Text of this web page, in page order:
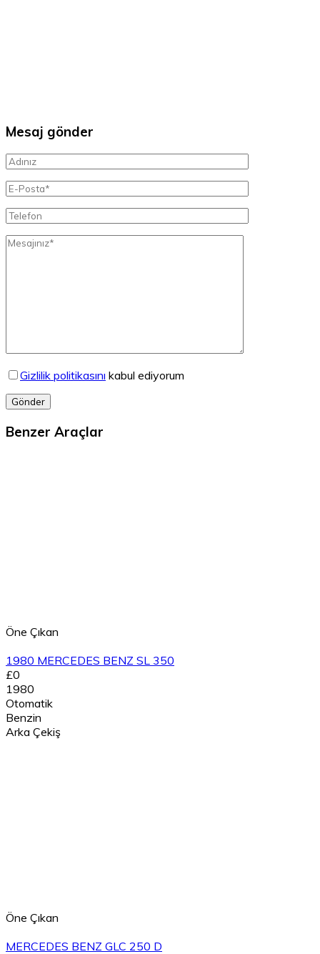
Mesaj gönder
Gizlilik politikasını kabul ediyorum
Gönder
Benzer Araçlar
Öne Çıkan
1980 MERCEDES BENZ SL 350
£0
1980
Otomatik
Benzin
Arka Çekiş
Öne Çıkan
MERCEDES BENZ GLC 250 D